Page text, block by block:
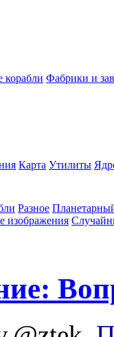
корабли Фабрики и
Карта Утилиты
Разное
изображения